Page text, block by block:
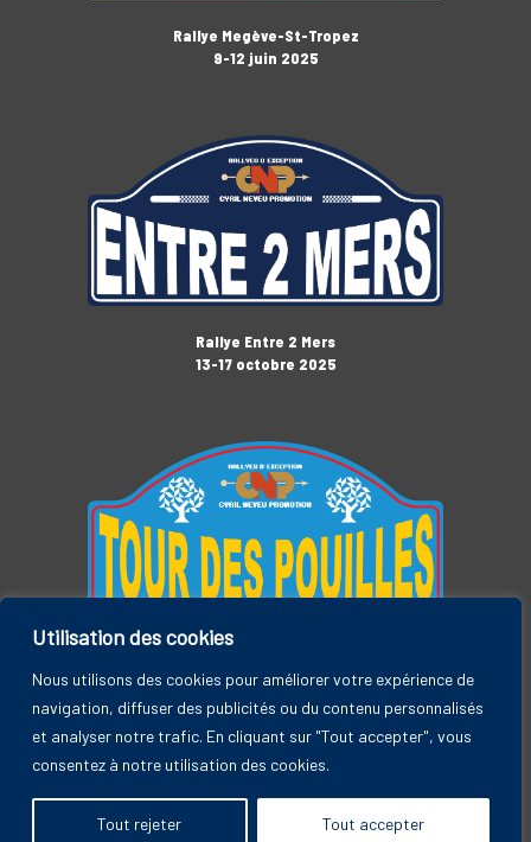
Utilisation des cookies
Nous utilisons des cookies pour améliorer votre expérience de
navigation, diffuser des publicités ou du contenu personnalisés
et analyser notre trafic. En cliquant sur "Tout accepter", vous
consentez à notre utilisation des cookies.
Tout rejeter Tout accepter
Rallye Megève-St-Tropez
9-12 juin 2025
Rallye Entre 2 Mers
13-17 octobre 2025
Tour des Pouilles
3-7 novembre 2025